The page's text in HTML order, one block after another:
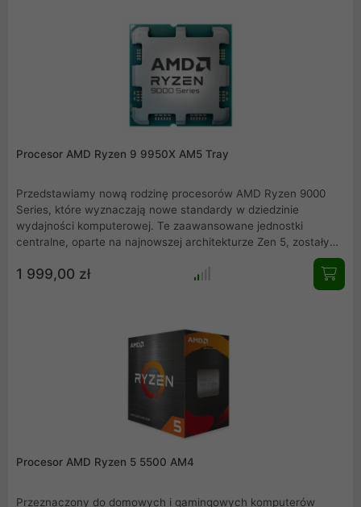
wielki wpływ na osiągane przez procesor temperatury. Jeżeli
potrzebujecie więcej wydajności, pamiętajcie że procesory
Ryzen 7 7700 posiadają odblokowany mnożnik do łatwego
Procesor AMD Ryzen 9 9950X AM5 Tray
Przedstawiamy nową rodzinę procesorów AMD Ryzen 9000
Series, które wyznaczają nowe standardy w dziedzinie
wydajności komputerowej. Te zaawansowane jednostki
centralne, oparte na najnowszej architekturze Zen 5, zostały
użytkownikach, oferując niezrównaną moc obliczeniową,
1 999,00 zł
Procesor AMD Ryzen 5 5500 AM4
Przeznaczony do domowych i gamingowych komputerów